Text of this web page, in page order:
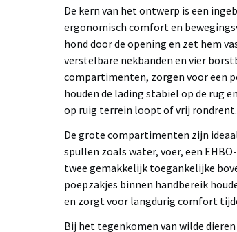
De kern van het ontwerp is een
ergonomisch comfort en
hond door de opening en zet hem
verstelbare nekbanden en vier
compartimenten, zorgen voor een
houden de lading stabiel op de rug
op ruig terrein loopt of vrij rondrent.
De grote compartimenten zijn
spullen zoals water, voer, een
twee gemakkelijk toegankelijke
poepzakjes binnen handbereik
en zorgt voor langdurig comfort
Bij het tegenkomen van wilde